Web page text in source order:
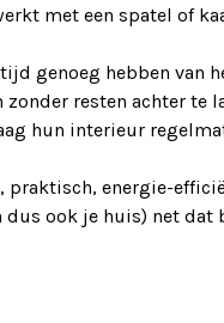
met een spatel of
genoeg hebben van
resten achter
hun interieur
energie-
ook je huis) net dat